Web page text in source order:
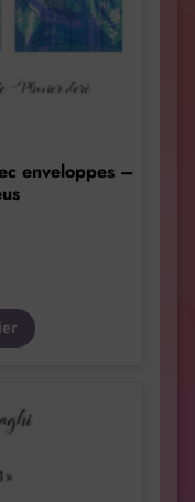
enveloppes –